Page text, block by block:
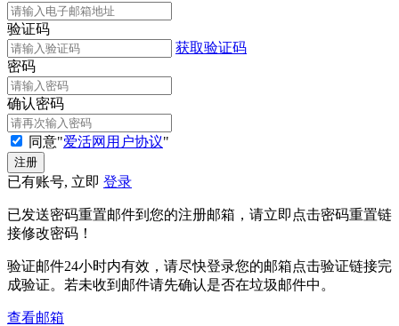
验证码
获取验证码
密码
确认密码
同意"爱活网用户协议"
已有账号, 立即 登录
已发送密码重置邮件到您的注册邮箱，请立即点击密码重置链
接修改密码！
验证邮件24小时内有效，请尽快登录您的邮箱点击验证链接完
成验证。若未收到邮件请先确认是否在垃圾邮件中。
查看邮箱